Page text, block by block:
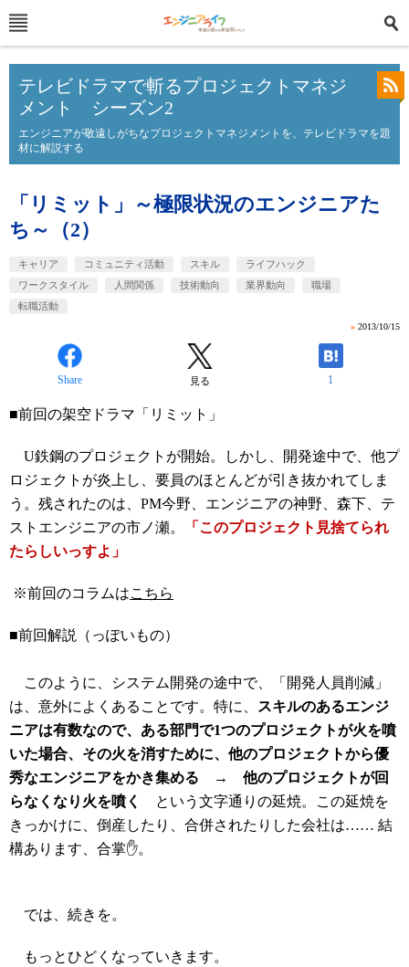
テレビドラマで斬るプロジェクトマネジ
メント シーズン2
エンジニアが敬遠しがちなプロジェクトマネジメントを、テレビドラマを題
材に解説する
「リミット」～極限状況のエンジニアた
ち～（2）
キャリア コミュニティ活動 スキル
ライフハック
ワークスタイル
人間関係 技術動向 業界動向
職場
転職活動
» 2013/10/15
Share 見る 1
■前回の架空ドラマ「リミット」
U鉄鋼のプロジェクトが開始。しかし、開発途中で、他プ
ロジェクトが炎上し、要員のほとんどが引き抜かれてしま
う。残されたのは、PM今野、エンジニアの神野、森下、テ
ストエンジニアの市ノ瀬。
「このプロジェクト見捨てられ
たらしいっすよ」
※前回のコラムはこちら
■前回解説（っぽいもの）
このように、システム開発の途中で、「開発人員削減」
は、意外によくあることです。特に、
スキルのあるエンジ
ニアは有数なので、ある部門で1つのプロジェクトが火を噴
いた場合、その火を消すために、他のプロジェクトから優
秀なエンジニアをかき集める → 他のプロジェクトが回
らなくなり火を噴く
という文字通りの延焼。この延焼を
きっかけに、倒産したり、合併されたりした会社は…… 結
構あります、合掌✋。
では、続きを。
もっとひどくなっていきます。